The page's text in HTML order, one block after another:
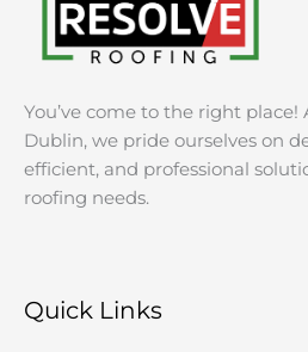
You’ve come to the right place!
Dublin, we pride ourselves on
efficient, and professional
roofing needs.
Quick Links